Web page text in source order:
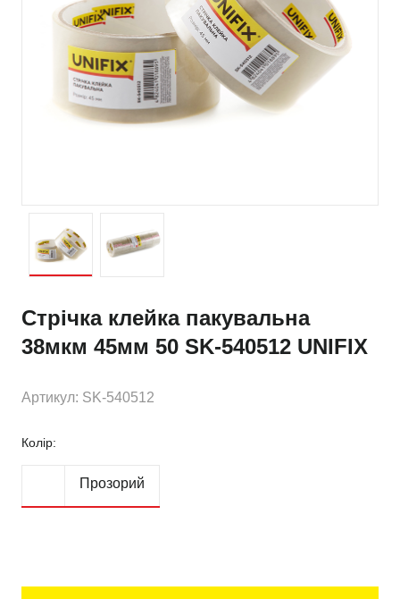
Стрічка клейка пакувальна
38мкм 45мм 50 SK-540512 UNIFIX
Артикул: SK-540512
Колір:
Прозорий